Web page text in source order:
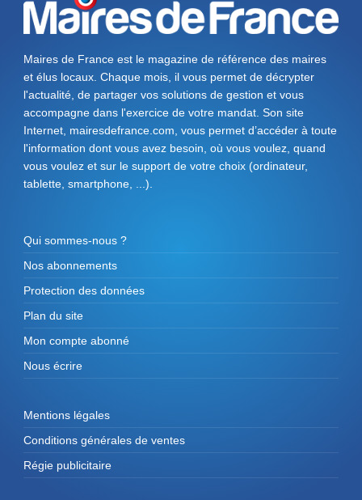
Maires de France est le magazine de référence des maires
et élus locaux. Chaque mois, il vous permet de décrypter
l'actualité, de partager vos solutions de gestion et vous
accompagne dans l'exercice de votre mandat. Son site
Internet, mairesdefrance.com, vous permet d’accéder à toute
l'information dont vous avez besoin, où vous voulez, quand
vous voulez et sur le support de votre choix (ordinateur,
tablette, smartphone, ...).
Qui sommes-nous ?
Nos abonnements
Protection des données
Plan du site
Mon compte abonné
Nous écrire
Mentions légales
Conditions générales de ventes
Régie publicitaire